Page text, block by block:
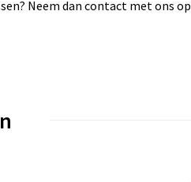
Neem dan contact met ons op